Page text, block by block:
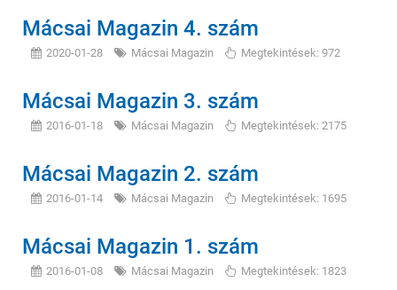
Mácsai Magazin 4. szám
2020-01-28 Mácsai Magazin Megtekintések: 972
Mácsai Magazin 3. szám
2016-01-18 Mácsai Magazin Megtekintések: 2175
Mácsai Magazin 2. szám
2016-01-14 Mácsai Magazin Megtekintések: 1695
Mácsai Magazin 1. szám
2016-01-08 Mácsai Magazin Megtekintések: 1823